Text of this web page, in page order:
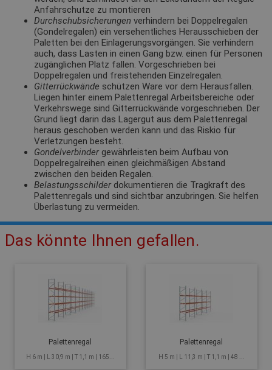
Anfahrschutze zu montieren
Durchschubsicherungen verhindern bei Doppelregalen
(Gondelregalen) ein versehentliches Herausschieben der
Paletten bei den Einlagerungsvorgängen. Sie verhindern
auch, dass Lasten in einen Gang bzw. einen für Personen
zugänglichen Platz fallen. Vorgeschrieben bei
Doppelregalen und freistehenden Einzelregalen.
Gitterrückwände schützen Ware vor dem Herausfallen.
Liegen hinter einem Palettenregal Arbeitsbereiche oder
Verkehrswege sind Gitterrückwände vorgeschrieben. Der
Grund liegt darin das Lagergut aus dem Palettenregal
heraus geschoben werden kann und das Riskio für
Verletzungen besteht.
Gondelverbinder gewährleisten beim Aufbau von
Doppelregalreihen einen gleichmäßigen Abstand
zwischen den beiden Regalen.
Belastungsschilder dokumentieren die Tragkraft des
Palettenregals und sind sichtbar anzubringen. Sie helfen
Überlastung zu vermeiden.
Das könnte Ihnen gefallen.
Palettenregal
H 6 m | L 30,9 m | T 1,1 m | 165...
Palettenregal
H 5 m | L 11,3 m | T 1,1 m | 48 ...